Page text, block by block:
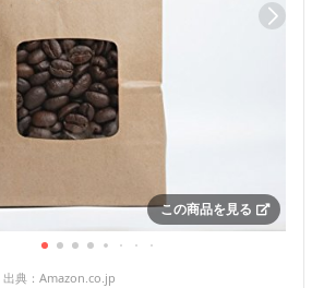
この商品を見る
出典： Amazon.co.jp